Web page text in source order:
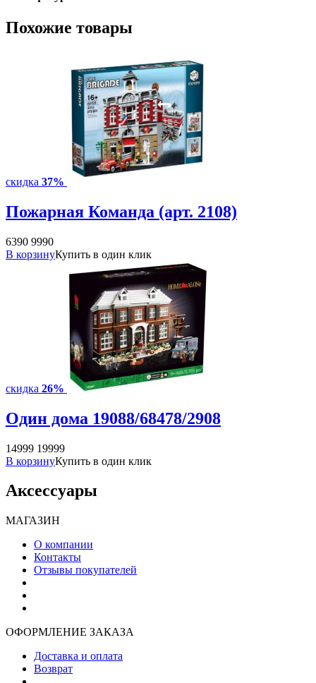
Похожие товары
скидка 37%
Пожарная Команда (арт. 2108)
6390 9990
В корзинуКупить в один клик
скидка 26%
Один дома 19088/68478/2908
14999 19999
В корзинуКупить в один клик
Аксессуары
МАГАЗИН
О компании
Контакты
Отзывы покупателей
ОФОРМЛЕНИЕ ЗАКАЗА
Доставка и оплата
Возврат